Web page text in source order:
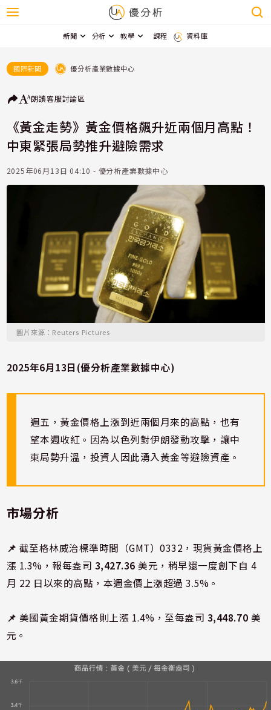
新聞 分析 教學 課程 資料庫
國際新聞 優分析產業數據中心
朗讀客服討論區
《黃金走勢》黃金價格飆升近兩個月高點！
中東緊張局勢推升避險需求
2025年06月13日 04:10 - 優分析產業數據中心
圖片來源：Reuters Pictures
2025年6月13日(優分析產業數據中心)
週五，黃金價格上漲到近兩個月來的高點，也有
望本週收紅。因為以色列對伊朗發動攻擊，讓中
東局勢升溫，投資人因此湧入黃金等避險資產。
市場分析
📌 截至格林威治標準時間（GMT）0332，現貨黃金價格上
漲 1.3%，報每盎司 3,427.36 美元，稍早還一度創下自 4
月 22 日以來的高點，本週金價上漲超過 3.5%。
📌 美國黃金期貨價格則上漲 1.4%，至每盎司 3,448.70 美
元。